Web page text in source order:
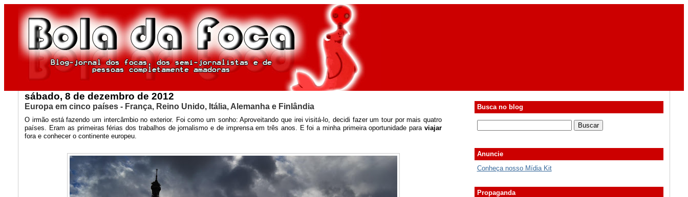
sábado, 8 de dezembro de 2012
Europa em cinco países - França, Reino Unido, Itália, Alemanha e Finlândia
O irmão está fazendo um intercâmbio no exterior. Foi como um sonho: Aproveitando que irei visitá-lo, decidi fazer um tour por mais quatro
países. Eram as primeiras férias dos trabalhos de jornalismo e de imprensa em três anos. E foi a minha primeira oportunidade para viajar
fora e conhecer o continente europeu.
Busca no blog
Anuncie
Conheça nosso Mídia Kit
Propaganda